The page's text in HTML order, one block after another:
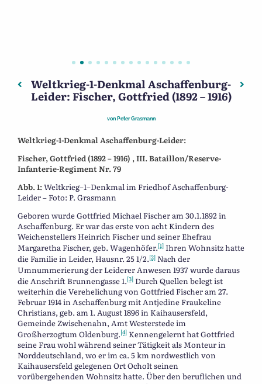
Beitragsnavigation
Vorheriger: Das Mergenbaum-Blatt – Die
Weltkrieg-1-Denkmal Aschaffenburg-
Leider: Fischer, Gottfried (1892 – 1916)
von Peter Grasmann
Weltkrieg-1-Denkmal Aschaffenburg-Leider:
Fischer, Gottfried(1892 – 1916) ,III. Bataillon/Reserve-
Infanterie-Regiment Nr. 79
Abb. 1:Weltkrieg–1–Denkmal im Friedhof Aschaffenburg-
Leider – Foto: P. Grasmann
Geboren wurde Gottfried Michael Fischer am 30.1.1892 in
Aschaffenburg. Er war das erste von acht Kindern des
Weichenstellers Heinrich Fischer und seiner Ehefrau
Margaretha Fischer, geb. Wagenhöfer.[1] Ihren Wohnsitz hatte
die Familie in Leider, Hausnr. 25 1/2.[2] Nach der
Umnummerierung der Leiderer Anwesen 1937 wurde daraus
die Anschrift Brunnengasse 1.[3] Durch Quellen belegt ist
weiterhin die Verehelichung von Gottfried Fischer am 27.
Februar 1914 in Aschaffenburg mit Antjedine Fraukeline
Christians, geb. am 1. August 1896 in Kaihausersfeld,
Gemeinde Zwischenahn, Amt Westerstede im
Großherzogtum Oldenburg.[4] Kennengelernt hat Gottfried
seine Frau wohl während seiner Tätigkeit als Monteur in
Norddeutschland, wo er im ca. 5 km nordwestlich von
Kaihausersfeld gelegenen Ort Ocholt seinen
vorübergehenden Wohnsitz hatte. Über den beruflichen und